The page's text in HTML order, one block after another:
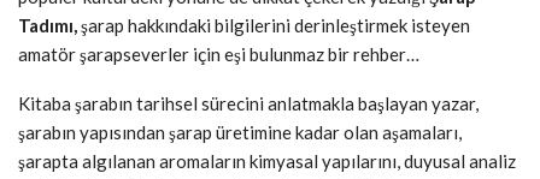
Tadımı,şarap hakkındaki bilgilerini derinleştirmek isteyen
amatör şarapseverler için eşi bulunmaz bir rehber…
Kitaba şarabın tarihsel sürecini anlatmakla başlayan yazar,
şarabın yapısından şarap üretimine kadar olan aşamaları,
şarapta algılanan aromaların kimyasal yapılarını, duyusal analiz